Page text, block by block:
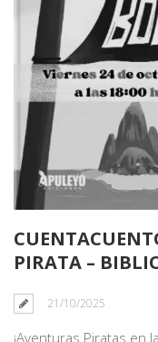
PIRATA –
21/10/2025
¡Aventuras Piratas en